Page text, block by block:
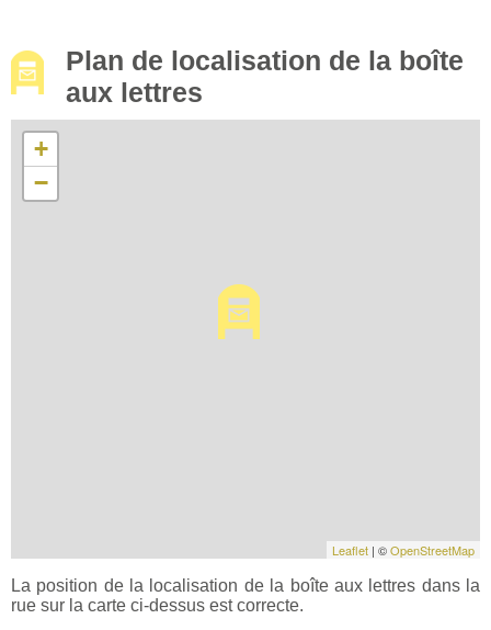
Plan de localisation de la boîte
aux lettres
+
−
Leaflet | ©OpenStreetMap
La position de la localisation de la boîte aux lettres dans la
rue sur la carte ci-dessus est correcte.